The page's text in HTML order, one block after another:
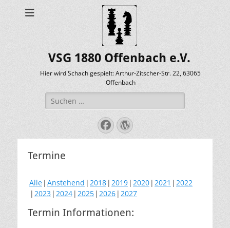
VSG 1880 Offenbach e.V.
Hier wird Schach gespielt: Arthur-Zitscher-Str. 22, 63065
Offenbach
Suche
nach:
Facebook
WordPress
Termine
Alle Anstehend 2018 2019 2020 2021
2022
2023 2024 2025 2026 2027
Termin Informationen: